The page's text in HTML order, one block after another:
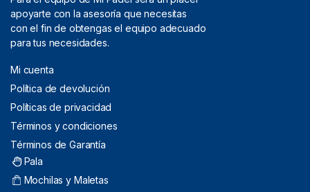
apoyarte con la asesoría que necesitas
con el fin de obtengas el equipo adecuado
para tus necesidades.
Mi cuenta
Política de devolución
Políticas de privacidad
Términos y condiciones
Términos de Garantía
Pala
Mochilas y Maletas